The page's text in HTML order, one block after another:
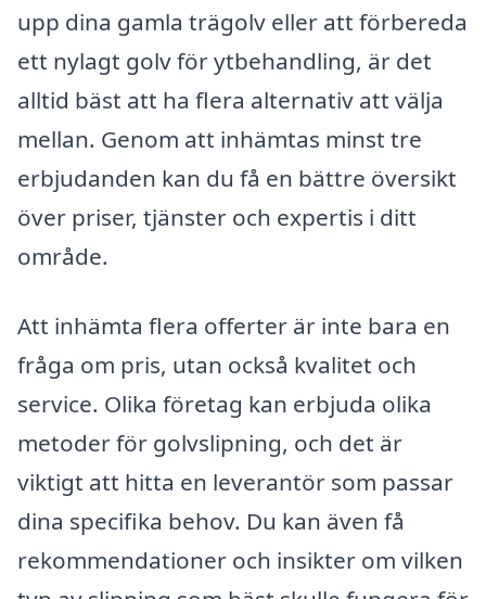
upp dina gamla trägolv eller att förbereda
ett nylagt golv för ytbehandling, är det
alltid bäst att ha flera alternativ att välja
mellan. Genom att inhämtas minst tre
erbjudanden kan du få en bättre översikt
över priser, tjänster och expertis i ditt
område.
Att inhämta flera offerter är inte bara en
fråga om pris, utan också kvalitet och
service. Olika företag kan erbjuda olika
metoder för golvslipning, och det är
viktigt att hitta en leverantör som passar
dina specifika behov. Du kan även få
rekommendationer och insikter om vilken